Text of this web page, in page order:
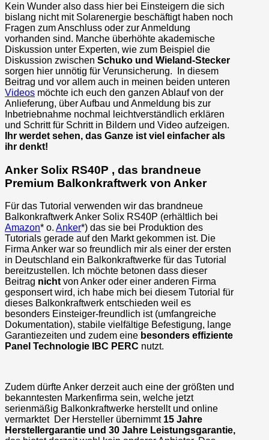
Kein Wunder also dass hier bei Einsteigern die sich
bislang nicht mit Solarenergie beschäftigt haben noch
Fragen zum Anschluss oder zur Anmeldung
vorhanden sind. Manche überhöhte akademische
Diskussion unter Experten, wie zum Beispiel die
Diskussion zwischen Schuko und Wieland-Stecker
sorgen hier unnötig für Verunsicherung. In diesem
Beitrag und vor allem auch in meinen beiden unteren
Videos möchte ich euch den ganzen Ablauf von der
Anlieferung, über Aufbau und Anmeldung bis zur
Inbetriebnahme nochmal leichtverständlich erklären
und Schritt für Schritt in Bildern und Video aufzeigen.
Ihr werdet sehen, das Ganze ist viel einfacher als
ihr denkt!
Anker Solix RS40P , das brandneue
Premium Balkonkraftwerk von Anker
Für das Tutorial verwenden wir das brandneue
Balkonkraftwerk Anker Solix RS40P (erhältlich bei
Amazon* o. Anker*) das sie bei Produktion des
Tutorials gerade auf den Markt gekommen ist. Die
Firma Anker war so freundlich mir als einer der ersten
in Deutschland ein Balkonkraftwerke für das Tutorial
bereitzustellen. Ich möchte betonen dass dieser
Beitrag nicht von Anker oder einer anderen Firma
gesponsert wird, ich habe mich bei diesem Tutorial für
dieses Balkonkraftwerk entschieden weil es
besonders Einsteiger-freundlich ist (umfangreiche
Dokumentation), stabile vielfältige Befestigung, lange
Garantiezeiten und zudem eine besonders effiziente
Panel Technologie IBC PERC nutzt.
Zudem dürfte Anker derzeit auch eine der größten und
bekanntesten Markenfirma sein, welche jetzt
serienmäßig Balkonkraftwerke herstellt und online
vermarktet Der Hersteller übernimmt15 Jahre
Herstellergarantie und 30 Jahre Leistungsgarantie,